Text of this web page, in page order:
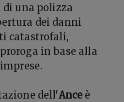
una polizza
dei danni
catastrofali,
in base alla
dell'Ance è